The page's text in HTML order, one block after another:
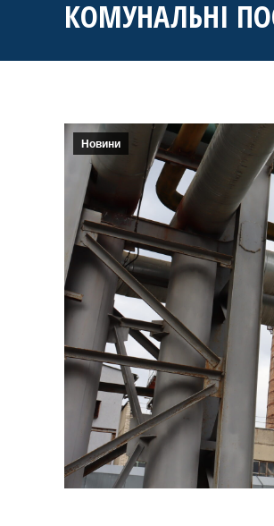
КОМУНАЛЬНІ
Новини